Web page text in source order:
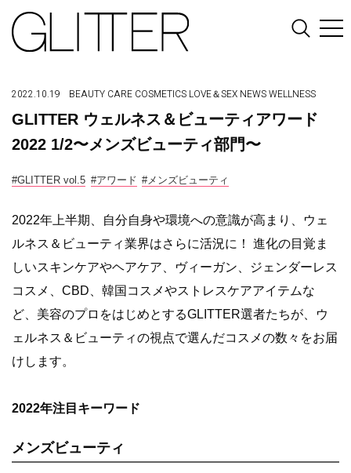
2022.10.19 BEAUTY CARE COSMETICS LOVE＆SEX NEWSWELLNESS
GLITTER ウェルネス＆ビューティアワード
2022 1/2〜メンズビューティ部門〜
#GLITTER vol.5 #アワード #メンズビューティ
2022年上半期、自分自身や環境への意識が高まり、ウェ
ルネス＆ビューティ業界はさらに活況に！ 進化の目覚ま
しいスキンケアやヘアケア、ヴィーガン、ジェンダーレス
コスメ、CBD、韓国コスメやストレスケアアイテムな
ど、美容のプロをはじめとするGLITTER選者たちが、ウ
ェルネス＆ビューティの視点で選んだコスメの数々をお届
けします。
2022年注目キーワード
メンズビューティ